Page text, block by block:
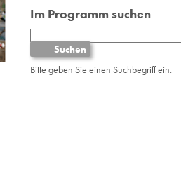
Im Programm suchen
Bitte geben Sie einen Suchbegriff ein.